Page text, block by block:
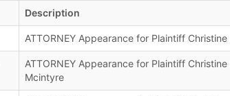
Description
ATTORNEY Appearance for Plaintiff
ATTORNEY Appearance for Plaintiff
Mcintyre